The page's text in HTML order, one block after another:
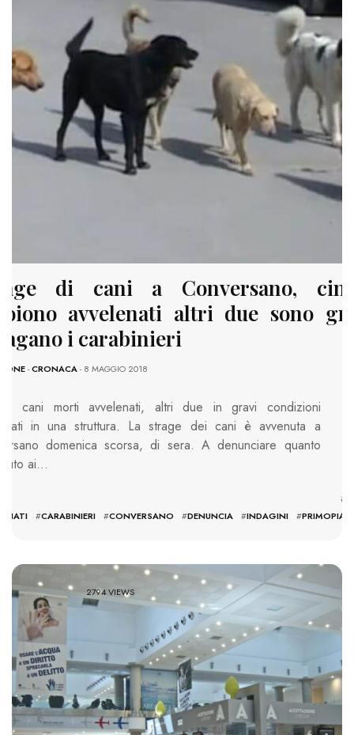
di cani a Conversano,
avvelenati altri due sono
i carabinieri
-CRONACA- 8 MAGGIO 2018
cani morti avvelenati, altri due in gravi condizioni
in una struttura. La strage dei cani è avvenuta a
domenica scorsa, di sera. A denunciare quanto
ai…
#
#CARABINIERI #CONVERSANO #DENUNCIA #INDAGINI #
2794 VIEWS